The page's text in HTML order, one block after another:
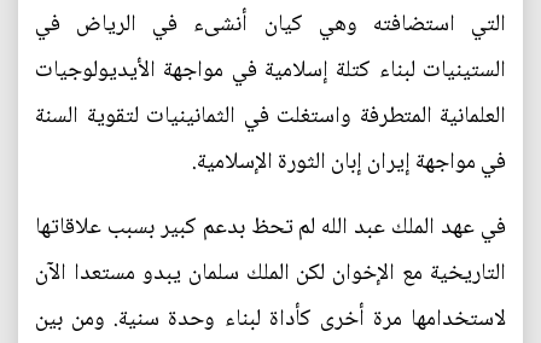
التي استضافته وهي كيان أنشىء في الرياض في
الستينيات لبناء كتلة إسلامية في مواجهة الأيديولوجيات
العلمانية المتطرفة واستغلت في الثمانينيات لتقوية السنة
في مواجهة إيران إبان الثورة الإسلامية.
في عهد الملك عبد الله لم تحظ بدعم كبير بسبب علاقاتها
التاريخية مع الإخوان لكن الملك سلمان يبدو مستعدا الآن
لاستخدامها مرة أخرى كأداة لبناء وحدة سنية. ومن بين